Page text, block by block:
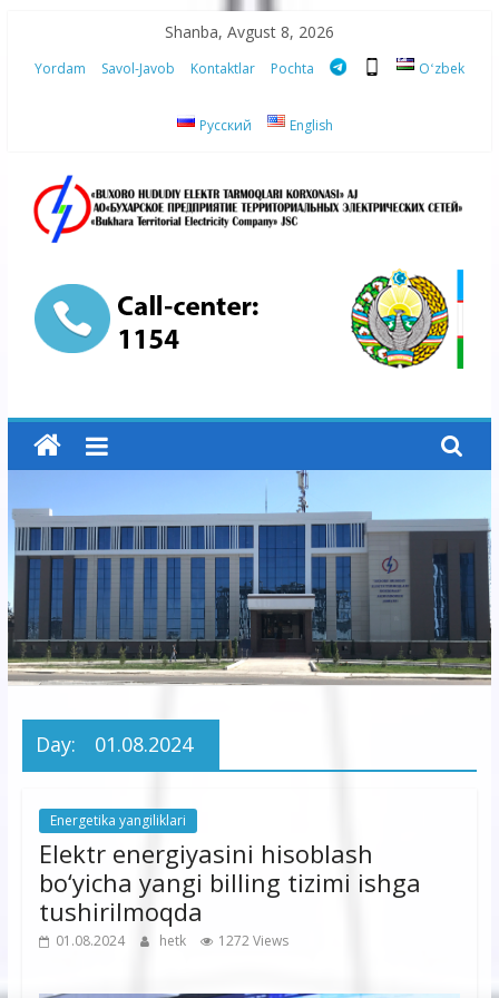
content
Shanba, Avgust 8, 2026
Yordam Savol-Javob Kontaktlar Pochta Oʻzbek
Русский English
“Buxoro
hududiy
elektr
tarmoqlari
korxonasi”
AJ
“Buxoro
hududiy
korxonasi”
Day: 01.08.2024
Energetika yangiliklari
Elektr energiyasini hisoblash
bо‘yicha yangi billing tizimi ishga
tushirilmoqda
01.08.2024 hetk 1272 Views